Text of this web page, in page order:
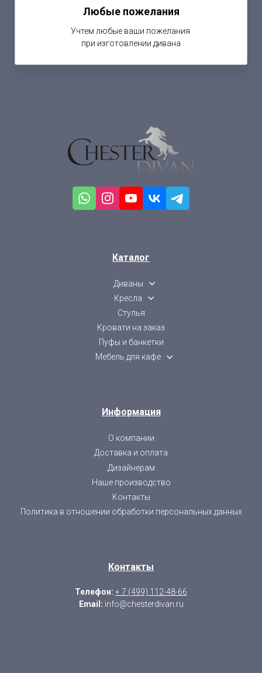
Любые пожелания
Учтем любые ваши пожелания
при изготовлении дивана
Каталог
Диваны
Кресла
Стулья
Кровати на заказ
Пуфы и банкетки
Мебель для кафе
Информация
О компании
Доставка и оплата
Дизайнерам
Наше производство
Контакты
Политика в отношении обработки персональных данных
Контакты
Телефон: + 7 (499) 112-48-66
Email: info@chesterdivan.ru